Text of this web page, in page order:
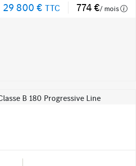
29 800 € TTC 774 €/ mois